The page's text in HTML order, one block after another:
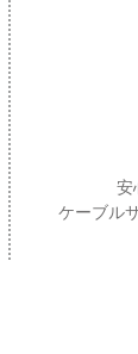
安
ケーブル